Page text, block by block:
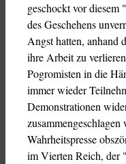
geschockt vor diesem
des Geschehens
Angst hatten, anhand
ihre Arbeit zu
Pogromisten in die
immer wieder
Demonstrationen
Wahrheitspresse
im Vierten Reich, der